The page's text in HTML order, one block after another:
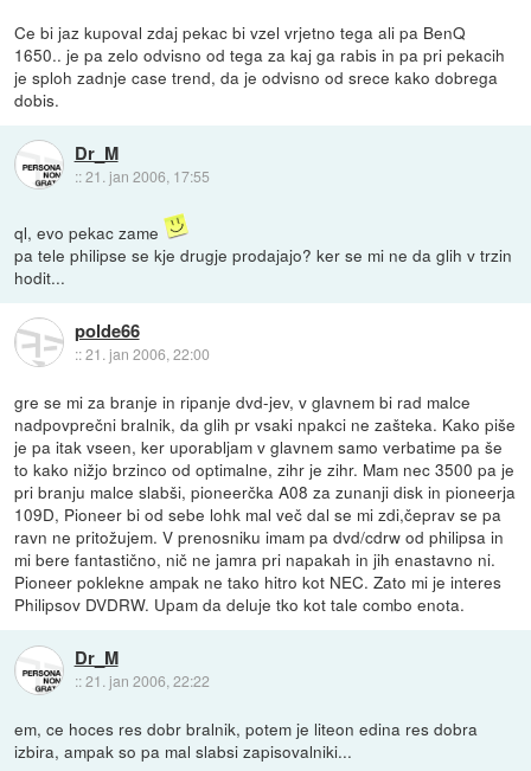
Ce bi jaz kupoval zdaj pekac bi vzel vrjetno tega ali pa BenQ
1650.. je pa zelo odvisno od tega za kaj ga rabis in pa pri pekacih
je sploh zadnje case trend, da je odvisno od srece kako dobrega
dobis.
Dr_M
::21. jan 2006, 17:55
ql, evo pekac zame
pa tele philipse se kje drugje prodajajo? ker se mi ne da glih v trzin
hodit...
polde66
::21. jan 2006, 22:00
gre se mi za branje in ripanje dvd-jev, v glavnem bi rad malce
nadpovprečni bralnik, da glih pr vsaki npakci ne zašteka. Kako piše
je pa itak vseen, ker uporabljam v glavnem samo verbatime pa še
to kako nižjo brzinco od optimalne, zihr je zihr. Mam nec 3500 pa je
pri branju malce slabši, pioneerčka A08 za zunanji disk in pioneerja
109D, Pioneer bi od sebe lohk mal več dal se mi zdi,čeprav se pa
ravn ne pritožujem. V prenosniku imam pa dvd/cdrw od philipsa in
mi bere fantastično, nič ne jamra pri napakah in jih enastavno ni.
Pioneer poklekne ampak ne tako hitro kot NEC. Zato mi je interes
Philipsov DVDRW. Upam da deluje tko kot tale combo enota.
Dr_M
::21. jan 2006, 22:22
em, ce hoces res dobr bralnik, potem je liteon edina res dobra
izbira, ampak so pa mal slabsi zapisovalniki...